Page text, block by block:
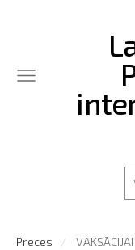
Preces VAKSĀCIJAI